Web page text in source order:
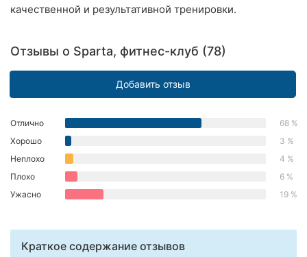
Запорожье
Рог
Николаев
качественной и результативной тренировки.
Отзывы о Sparta, фитнес-клуб (78)
Добавить отзыв
Отлично
68 %
Хорошо
3 %
Неплохо
4 %
Плохо
6 %
Ужасно
19 %
Краткое содержание отзывов